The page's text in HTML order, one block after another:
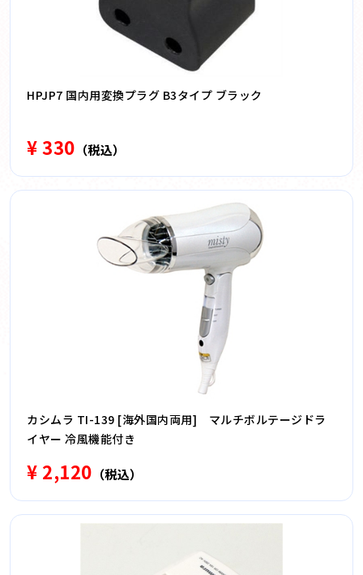
HPJP7 国内用変換プラグ B3タイプ ブラック
¥ 330 （税込）
カシムラ TI-139 [海外国内両用] マルチボルテージドラ
イヤー 冷風機能付き
¥ 2,120 （税込）